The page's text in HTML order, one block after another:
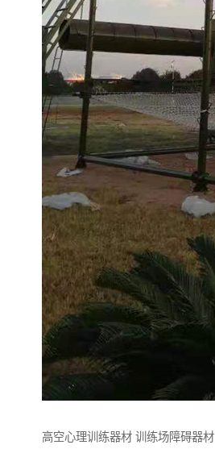
高空心理训练器材 训练场障碍器材